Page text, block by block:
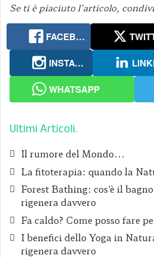
Se ti è piaciuto l’articolo,
FACEBOOK
INSTAGRAM
WHATSAPP
Ultimi Articoli
Il rumore del Mondo...
La fitoterapia: quando la
Forest Bathing: cos'è il
rigenera davvero
Fa caldo? Come posso fare
I benefici dello Yoga in
rigenera davvero